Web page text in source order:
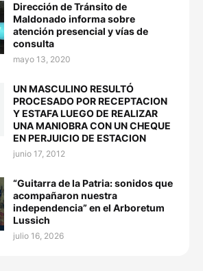
Dirección de Tránsito de
Maldonado informa sobre
atención presencial y vías de
consulta
mayo 13, 2020
UN MASCULINO RESULTÓ
PROCESADO POR RECEPTACION
Y ESTAFA LUEGO DE REALIZAR
UNA MANIOBRA CON UN CHEQUE
EN PERJUICIO DE ESTACION
junio 17, 2012
“Guitarra de la Patria: sonidos que
acompañaron nuestra
independencia” en el Arboretum
Lussich
julio 16, 2026